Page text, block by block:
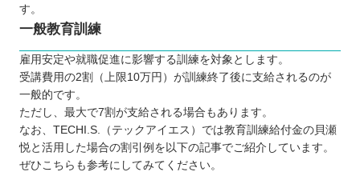
す。
一般教育訓練
雇用安定や就職促進に影響する訓練を対象とします。
受講費用の2割（上限10万円）が訓練終了後に支給されるのが
一般的です。
ただし、最大で7割が支給される場合もあります。
なお、TECHI.S.（テックアイエス）では教育訓練給付金の貝瀬
悦と活用した場合の割引例を以下の記事でご紹介しています。
ぜひこちらも参考にしてみてください。